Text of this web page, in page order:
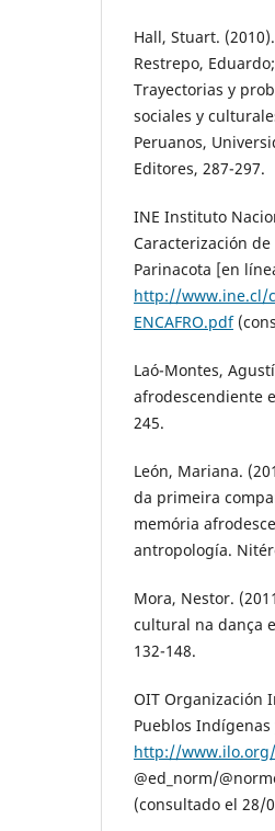
Hall, Stuart.
Restrepo,
Trayectorias y
sociales y
Peruanos,
Editores, 287-297.
INE Instituto
Caracterización
Parinacota [en
http://www.ine.cl/
ENCAFRO.pdf
Laó-Montes,
afrodescendiente
245.
León, Mariana.
da primeira
memória
antropología.
Mora, Nestor.
cultural na dança
132-148.
OIT Organización
Pueblos
http://
@ed_norm/
(consultado el 28/